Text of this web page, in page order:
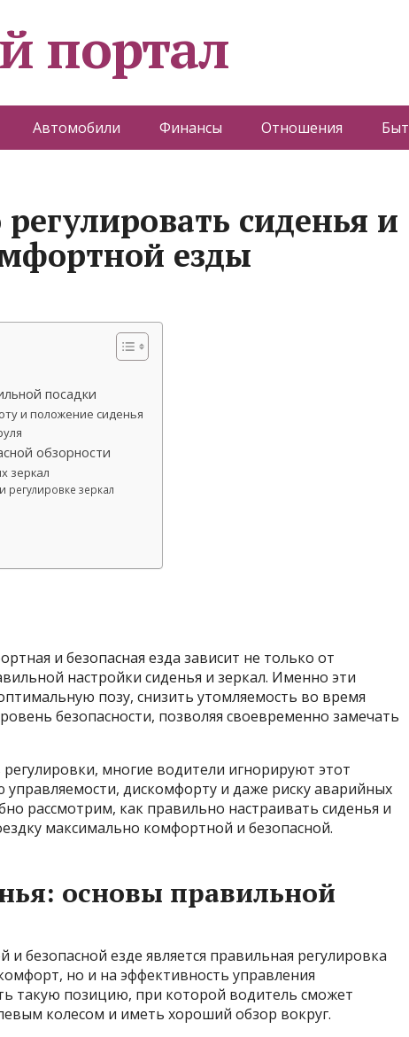
портал
Автомобили Финансы Отношения Быт
сиденья и
езды
посадки
и положение сиденья
обзорности
зеркал
регулировке зеркал
и безопасная езда зависит не только от
настройки сиденья и зеркал. Именно эти
позу, снизить утомляемость во время
безопасности, позволяя своевременно замечать
многие водители игнорируют этот
дискомфорту и даже риску аварийных
рассмотрим, как правильно настраивать сиденья и
максимально комфортной и безопасной.
основы правильной
безопасной езде является правильная регулировка
но и на эффективность управления
такую позицию, при которой водитель сможет
колесом и иметь хороший обзор вокруг.